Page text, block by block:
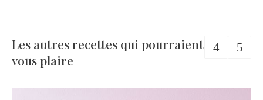
Les autres recettes qui pourraient
vous plaire